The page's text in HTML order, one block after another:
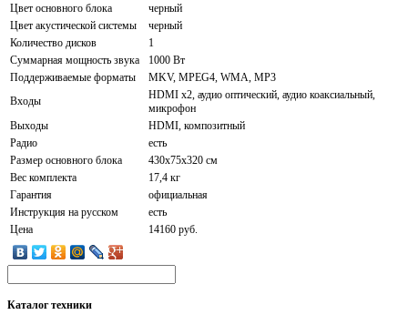
Цвет основного блока
черный
Цвет акустической системы
черный
Количество дисков
1
Суммарная мощность звука
1000 Вт
Поддерживаемые форматы
MKV, MPEG4, WMA, MP3
Входы
HDMI x2, аудио оптический, аудио коаксиальный,
микрофон
Выходы
HDMI, композитный
Радио
есть
Размер основного блока
430x75x320 см
Вес комплекта
17,4 кг
Гарантия
официальная
Инструкция на русском
есть
Цена
14160 руб.
Каталогтехники